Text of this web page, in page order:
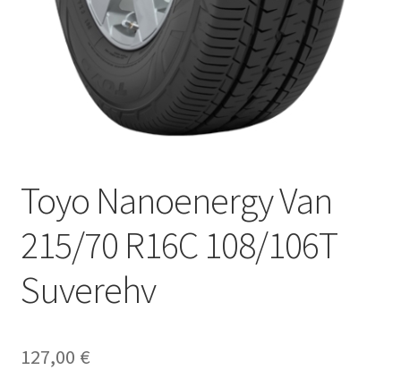
Toyo Nanoenergy Van
215/70 R16C 108/106T
Suverehv
127,00 €